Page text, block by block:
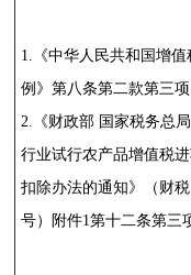
1.《中华人民共和国增值
例》第八条第二款第三
2.《财政部 国家税务总
行业试行农产品增值税
扣除办法的通知》（财税
号）附件1第十二条第三